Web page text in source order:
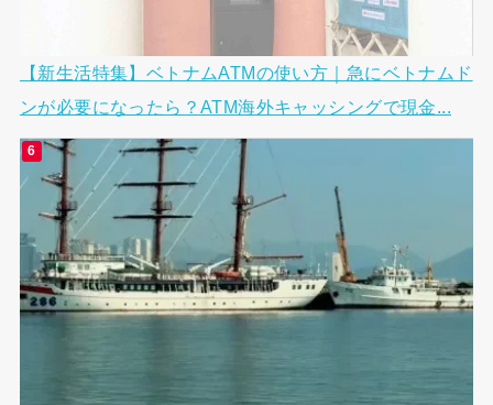
【新生活特集】ベトナムATMの使い方｜急にベトナムド
ンが必要になったら？ATM海外キャッシングで現金...